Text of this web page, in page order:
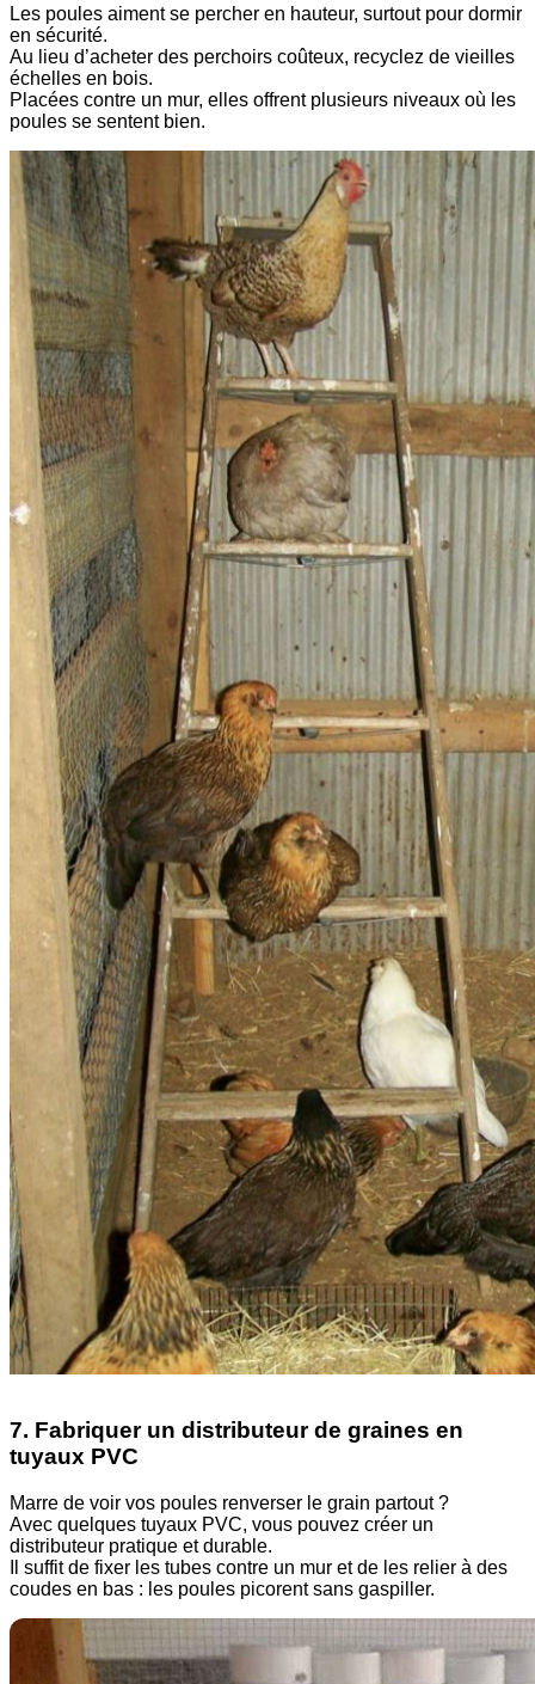
Les poules aiment se percher en hauteur, surtout pour dormir
en sécurité.
Au lieu d’acheter des perchoirs coûteux, recyclez de vieilles
échelles en bois.
Placées contre un mur, elles offrent plusieurs niveaux où les
poules se sentent bien.
7. Fabriquer un distributeur de graines en
tuyaux PVC
Marre de voir vos poules renverser le grain partout ?
Avec quelques tuyaux PVC, vous pouvez créer un
distributeur pratique et durable.
Il suffit de fixer les tubes contre un mur et de les relier à des
coudes en bas : les poules picorent sans gaspiller.